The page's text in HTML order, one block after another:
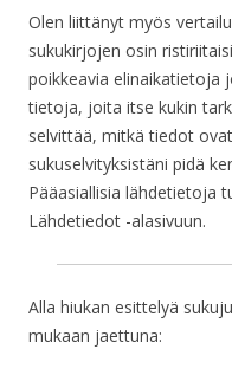
Olen liittänyt myös
sukukirjojen osin
poikkeavia elinaikatietoja
tietoja, joita itse kukin
selvittää, mitkä tiedot
sukuselvityksistäni pidä
Pääasiallisia lähdetietoja
Lähdetiedot -alasivuun.
Alla hiukan esittelyä
mukaan jaettuna: